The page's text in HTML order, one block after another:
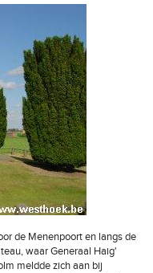
de Menenpoort en langs de
waar Generaal Haig'
meldde zich aan bij